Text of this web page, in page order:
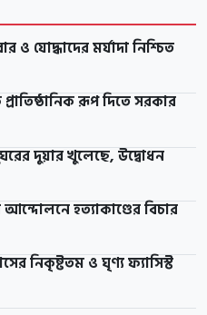
ও যোদ্ধাদের মর্যাদা নিশ্চিত
রূপ দিতে সরকার
দুয়ার খুলেছে, উদ্বোধন
আন্দোলনে হত্যাকাণ্ডের বিচার
নিকৃষ্টতম ও ঘৃণ্য ফ্যাসিস্ট